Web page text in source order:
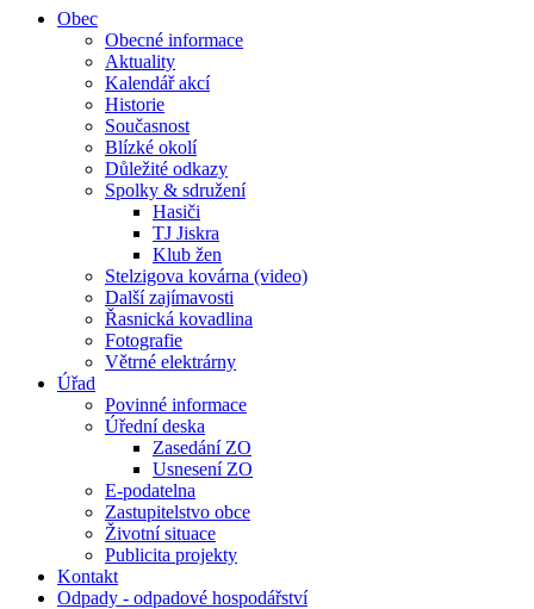
Obec
Obecné informace
Aktuality
Kalendář akcí
Historie
Současnost
Blízké okolí
Důležité odkazy
Spolky & sdružení
Hasiči
TJ Jiskra
Klub žen
Stelzigova kovárna (video)
Další zajímavosti
Řasnická kovadlina
Fotografie
Větrné elektrárny
Úřad
Povinné informace
Úřední deska
Zasedání ZO
Usnesení ZO
E-podatelna
Zastupitelstvo obce
Životní situace
Publicita projekty
Kontakt
Odpady - odpadové hospodářství